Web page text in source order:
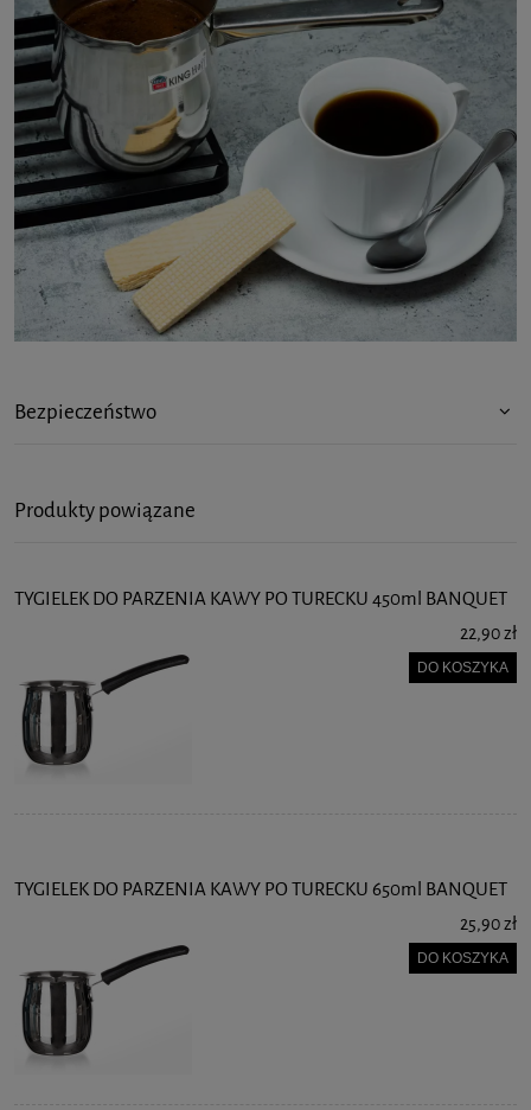
Bezpieczeństwo
Produkty powiązane
TYGIELEK DO PARZENIA KAWY PO TURECKU 450ml BANQUET
22,90 zł
DO KOSZYKA
TYGIELEK DO PARZENIA KAWY PO TURECKU 650ml BANQUET
25,90 zł
DO KOSZYKA